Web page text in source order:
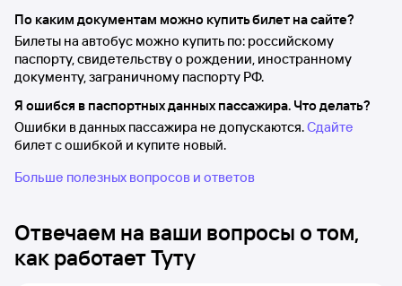
По каким документам можно купить билет на сайте?
Билеты на автобус можно купить по: российскому
паспорту, свидетельству о рождении, иностранному
документу, заграничному паспорту РФ.
Я ошибся в паспортных данных пассажира. Что делать?
Ошибки в данных пассажира не допускаются.Сдайте
билет с ошибкой и купите новый.
Больше полезных вопросов и ответов
Отвечаем на ваши вопросы о том,
как работает Туту